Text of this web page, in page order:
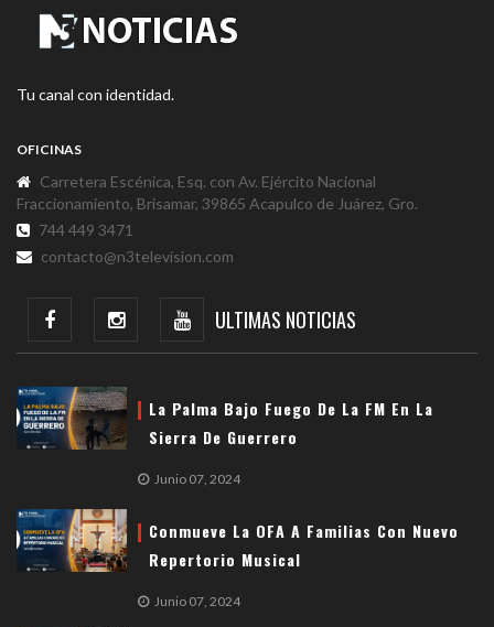
Tu canal con identidad.
OFICINAS
Carretera Escénica, Esq. con Av. Ejército Nacional
Fraccionamiento, Brisamar, 39865 Acapulco de Juárez, Gro.
744 449 3471
contacto@n3television.com
ULTIMAS NOTICIAS
La Palma Bajo Fuego De La FM En La
Sierra De Guerrero
Junio 07, 2024
Conmueve La OFA A Familias Con Nuevo
Repertorio Musical
Junio 07, 2024